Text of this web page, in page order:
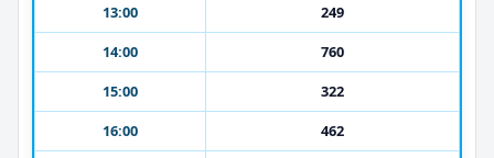
13:00
249
14:00
760
15:00
322
16:00
462